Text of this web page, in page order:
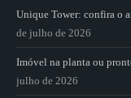
Unique Tower: confira o
de julho de 2026
Imóvel na planta ou
julho de 2026